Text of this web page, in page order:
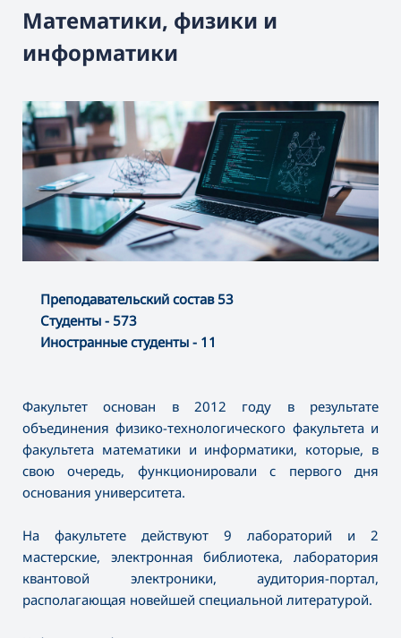
Математики, физики и
информатики
Преподавательский состав 53
Студенты - 573
Иностранные студенты - 11
Факультет основан в 2012 году в результате
объединения физико-технологического факультета и
факультета математики и информатики, которые, в
свою очередь, функционировали с первого дня
основания университета.
На факультете действуют 9 лабораторий и 2
мастерские, электронная библиотека, лаборатория
квантовой электроники, аудитория-портал,
располагающая новейшей специальной литературой.